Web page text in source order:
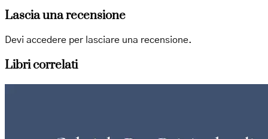
Lascia una recensione
Devi accedere per lasciare una recensione.
Libri correlati